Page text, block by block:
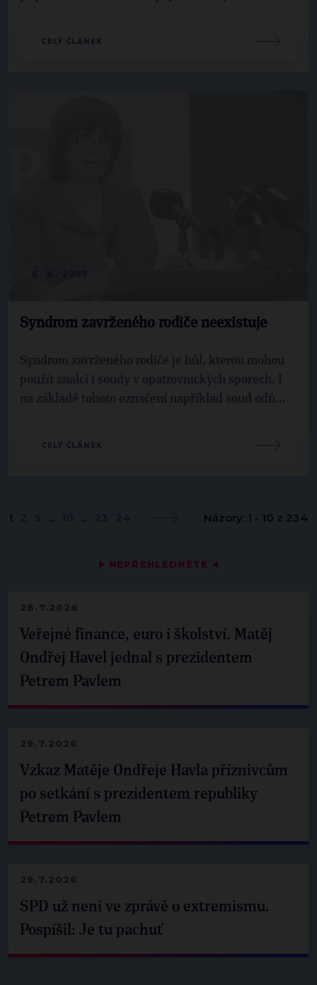
▶ NEPŘEHLÉDNĚTE ◀
28.7.2026
Veřejné finance, euro i školství. Matěj
Ondřej Havel jednal s prezidentem
Petrem Pavlem
29.7.2026
Vzkaz Matěje Ondřeje Havla příznivcům
po setkání s prezidentem republiky
Petrem Pavlem
29.7.2026
SPD už není ve zprávě o extremismu.
Pospíšil: Je tu pachuť
CELÝ ČLÁNEK
Syndrom zavrženého rodiče neexistuje
Syndrom zavrženého rodiče je hůl, kterou mohou
použít znalci i soudy v opatrovnických sporech. I
na základě tohoto označení například soud odň...
CELÝ ČLÁNEK
1 ... ... Názory: 1 - 10 z 234